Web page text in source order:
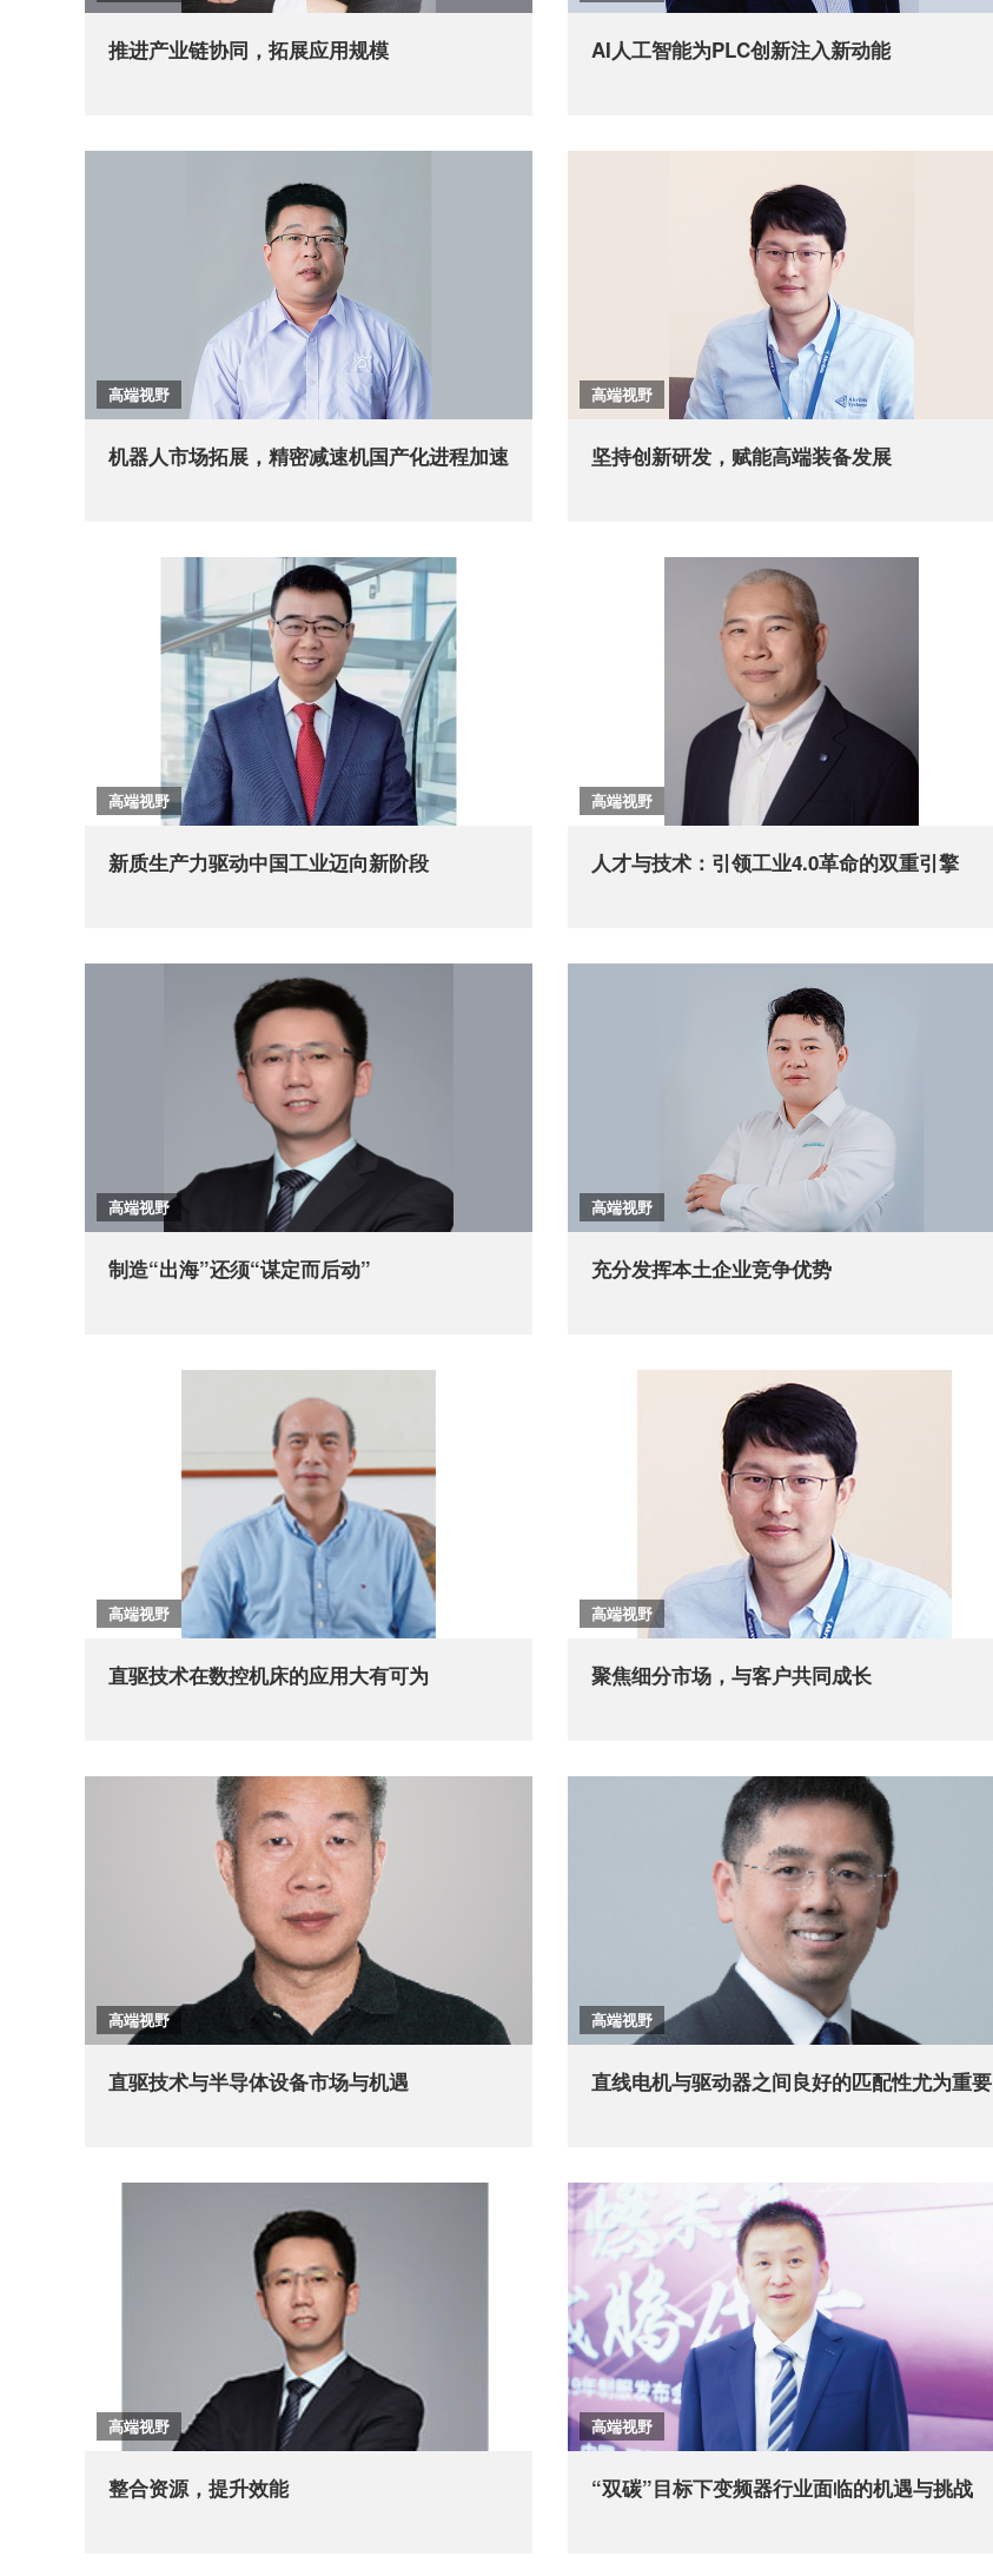
推进产业链协同，拓展应用规模 AI人工智能为PLC创新注入新动能
高端视野
机器人市场拓展，精密减速机国产化进程加速
高端视野
坚持创新研发，赋能高端装备发展
高端视野
新质生产力驱动中国工业迈向新阶段
高端视野
人才与技术：引领工业4.0革命的双重引擎
高端视野
制造“出海”还须“谋定而后动”
高端视野
充分发挥本土企业竞争优势
高端视野
直驱技术在数控机床的应用大有可为
高端视野
聚焦细分市场，与客户共同成长
高端视野
直驱技术与半导体设备市场与机遇
高端视野
直线电机与驱动器之间良好的匹配性尤为重要
高端视野
整合资源，提升效能
高端视野
“双碳”目标下变频器行业面临的机遇与挑战